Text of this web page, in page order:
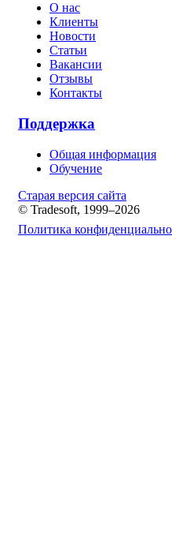
О нас
Клиенты
Новости
Статьи
Вакансии
Отзывы
Контакты
Поддержка
Общая информация
Обучение
Старая версия сайта
© Tradesoft, 1999–2026
Политика